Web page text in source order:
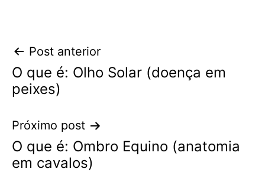
Navegação
de
Post
Post anterior
O que é: Olho Solar (doença em
peixes)
Próximo post
O que é: Ombro Equino (anatomia
em cavalos)